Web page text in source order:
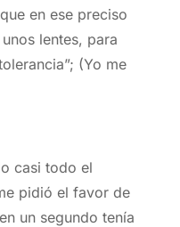
en ese preciso
lentes, para
(Yo me
casi todo el
pidió el favor de
un segundo tenía